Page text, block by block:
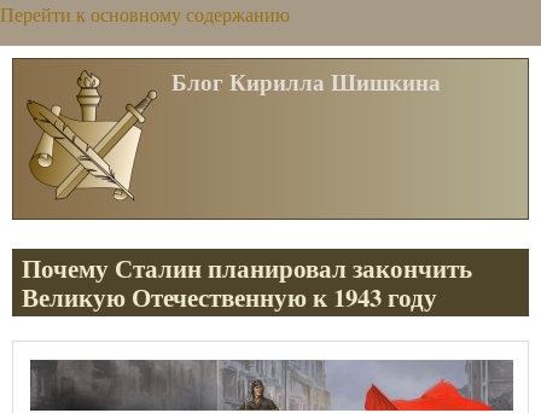
Перейти к основному содержанию
Блог Кирилла Шишкина
Почему Сталин планировал закончить
Великую Отечественную к 1943 году